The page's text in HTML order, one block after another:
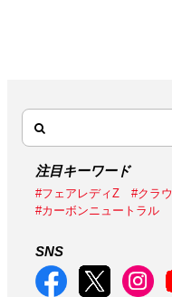
注目キーワード
#フェアレディZ #クラ
#カーボンニュートラル
SNS